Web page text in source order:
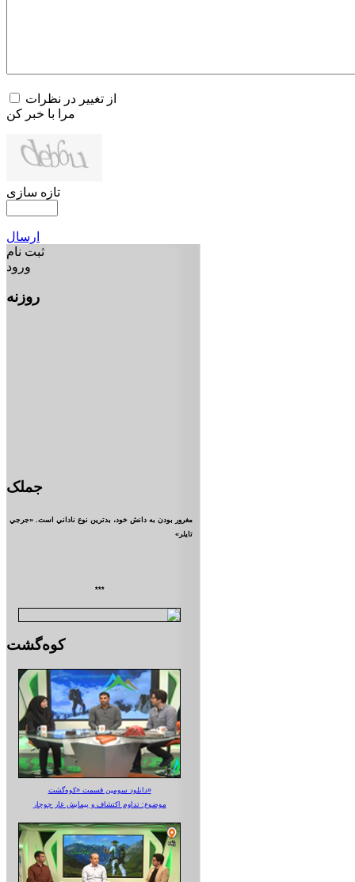
از تغییر در نظرات
مرا با خبر کن
تازه سازی
ارسال
ثبت نام
ورود
روزنه
جملک
مغرور بودن به دانش خود، بدترين نوع ناداني است. «جرجي
تايلر»
***
کوه‌گشت
دانلود سومین قسمت «کوه‌گشت»
موضوع: تداوم اکتشاف و پیمایش غار جوجار